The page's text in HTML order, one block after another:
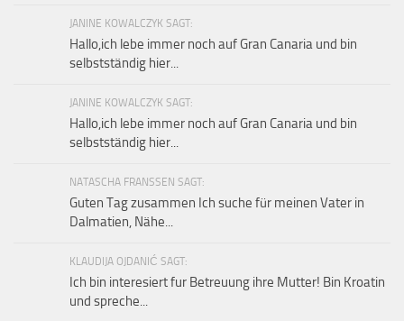
JANINE KOWALCZYK SAGT:
Hallo,ich lebe immer noch auf Gran Canaria und bin
selbstständig hier...
JANINE KOWALCZYK SAGT:
Hallo,ich lebe immer noch auf Gran Canaria und bin
selbstständig hier...
NATASCHA FRANSSEN SAGT:
Guten Tag zusammen Ich suche für meinen Vater in
Dalmatien, Nähe...
KLAUDIJA OJDANIĆ SAGT:
Ich bin interesiert fur Betreuung ihre Mutter! Bin Kroatin
und spreche...